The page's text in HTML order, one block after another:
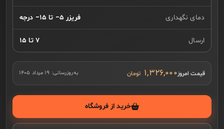
دمای نگهداری فریزر ۵− تا ۱۵− درجه
ارسال ۷ تا ۱۵
قیمت امروز۱,۳۲۶,۰۰۰ به‌روزرسانی: ۱۹ مرداد ۱۴۰۵
خرید از فروشگاه